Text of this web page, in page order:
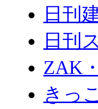
日刊
日刊
ZAK
きっ